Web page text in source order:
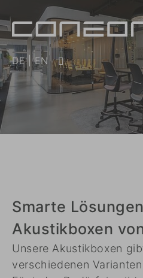
DE EN
Smarte
Akustikboxen
Unsere Akustikboxen
verschiedenen